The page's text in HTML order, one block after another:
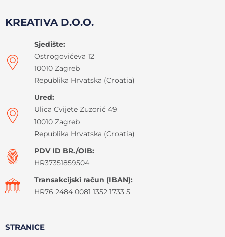
KREATIVA D.O.O.
Sjedište:
Ostrogovićeva 12
10010 Zagreb
Republika Hrvatska (Croatia)
Ured:
Ulica Cvijete Zuzorić 49
10010 Zagreb
Republika Hrvatska (Croatia)
PDV ID BR./OIB:
HR37351859504
Transakcijski račun (IBAN):
HR76 2484 0081 1352 1733 5
STRANICE